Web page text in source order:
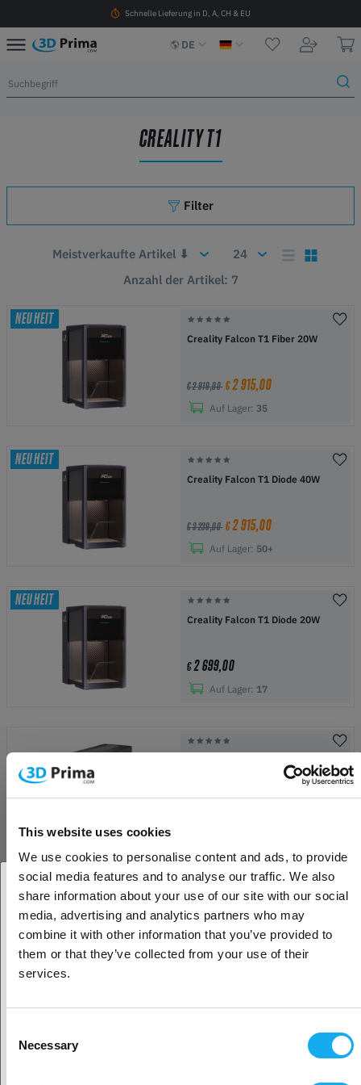
This website uses cookies
We use cookies to personalise content and ads, to provide
social media features and to analyse our traffic. We also
share information about your use of our site with our social
media, advertising and analytics partners who may
combine it with other information that you’ve provided to
them or that they’ve collected from your use of their
services.
Selection
Necessary
Schnelle Lieferung in D, A, CH & EU
DE
CREALITY T1
Filter
Anzahl der Artikel: 7
NEUHEIT
Creality Falcon T1 Fiber 20W
€ 2 919,00 €2 915,00
Auf Lager: 35
NEUHEIT
Creality Falcon T1 Diode 40W
€ 3 239,00 €2 915,00
Auf Lager: 50+
NEUHEIT
Creality Falcon T1 Diode 20W
€2 699,00
Auf Lager: 17
Creality Falcon T1 40W Diode
Laser Upgrade Kit
€1 519,00
Creality Falcon T1 20W Diode
1. Sind Sie Geschäftskunde oder Privatkunde?
Geschäftskunde
Privatkunde